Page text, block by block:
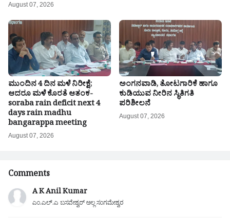
August 07, 2026
ಮುಂದಿನ 4 ದಿನ ಮಳೆ ನಿರೀಕ್ಷೆ;
ಆದರೂ ಮಳೆ ಕೊರತೆ ಆತಂಕ-
soraba rain deficit next 4
days rain madhu
bangarappa meeting
August 07, 2026
ಅಂಗನವಾಡಿ, ತೋಟಗಾರಿಕೆ ಹಾಗೂ
ಕುಡಿಯುವ ನೀರಿನ ಸ್ಥಿತಿಗತಿ
ಪರಿಶೀಲನೆ
August 07, 2026
Comments
A K Anil Kumar
ಎಂ.ಎಲ್.ಎ ಬಸವೇಶ್ವರ್ ಅಲ್ಲ ಸಂಗಮೇಶ್ವರ